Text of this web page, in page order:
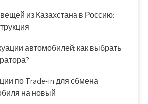
из Казахстана в Россию:
автомобилей: как выбрать
по Trade-in для обмена
на новый